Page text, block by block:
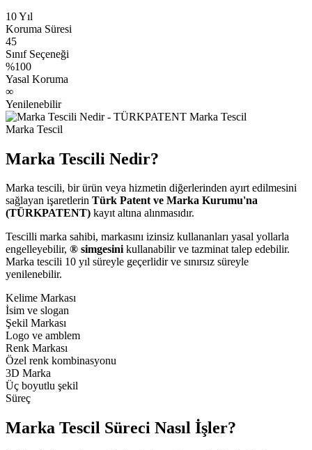
10 Yıl
Koruma Süresi
45
Sınıf Seçeneği
%100
Yasal Koruma
∞
Yenilenebilir
Marka Tescil
Marka Tescili Nedir?
Marka tescili, bir ürün veya hizmetin diğerlerinden ayırt edilmesini
sağlayan işaretlerin Türk Patent ve Marka Kurumu'na
(TÜRKPATENT) kayıt altına alınmasıdır.
Tescilli marka sahibi, markasını izinsiz kullananları yasal yollarla
engelleyebilir, ® simgesinikullanabilir ve tazminat talep edebilir.
Marka tescili 10 yıl süreyle geçerlidir ve sınırsız süreyle
yenilenebilir.
Kelime Markası
İsim ve slogan
Şekil Markası
Logo ve amblem
Renk Markası
Özel renk kombinasyonu
3D Marka
Üç boyutlu şekil
Süreç
Marka Tescil Süreci Nasıl İşler?